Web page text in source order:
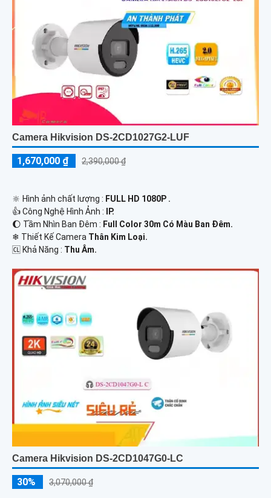
Camera Hikvision DS-2CD1027G2-LUF
1,670,000 ₫ 2,390,000 ₫
🔆 Hình ảnh chất lượng : FULL HD 1080P .
👍 Công Nghệ Hình Ảnh :
IP.
🌔 Tầm Nhìn Ban Đêm : Full Color 30m Có Màu Ban Đêm.
❄ Thiết Kế Camera Thân Kim Loại.
️🆑 Khả Năng : Thu Âm.
Camera Hikvision DS-2CD1047G0-LC
30% 3,070,000 ₫